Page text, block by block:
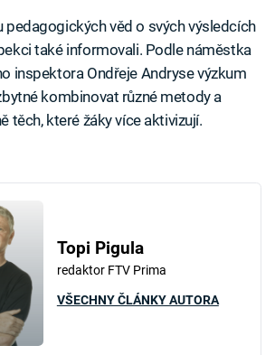
pedagogických věd o svých výsledcích
také informovali. Podle náměstka
inspektora Ondřeje Andryse výzkum
kombinovat různé metody a
těch, které žáky více aktivizují.
Topi Pigula
redaktor FTV Prima
VŠECHNY ČLÁNKY AUTORA